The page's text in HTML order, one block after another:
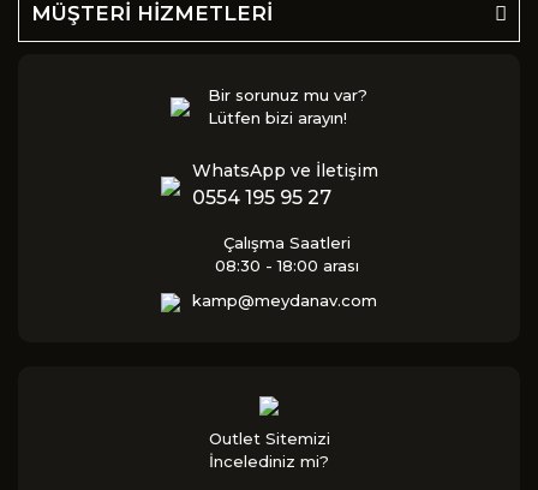
MÜŞTERİ HİZMETLERİ
Bir sorunuz mu var?
Lütfen bizi arayın!
WhatsApp ve İletişim
0554 195 95 27
Çalışma Saatleri
08:30 - 18:00 arası
kamp@meydanav.com
Outlet Sitemizi
İncelediniz mi?